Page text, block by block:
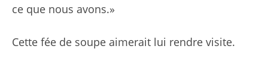
ce que nous avons.»
Cette fée de soupe aimerait lui rendre visite.